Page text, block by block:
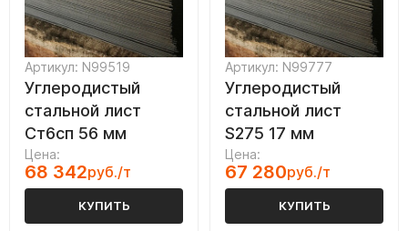
Артикул: N99519
Углеродистый
стальной лист
Ст6сп 56 мм
Цена:
68 342руб./т
КУПИТЬ
Артикул: N99777
Углеродистый
стальной лист
S275 17 мм
Цена:
67 280руб./т
КУПИТЬ